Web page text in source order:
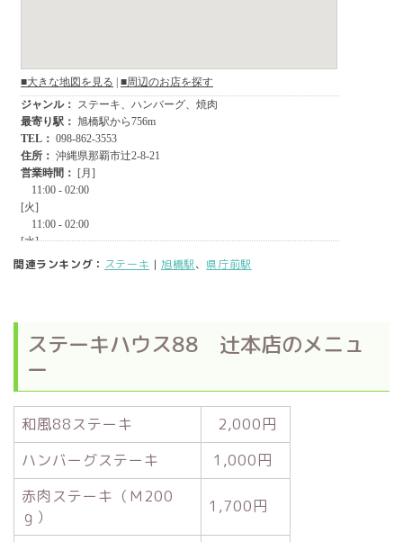
関連ランキング： ステーキ |旭橋駅、 県庁前駅
ステーキハウス88 辻本店のメニュ
ー
和風88ステーキ
2,000円
ハンバーグステーキ
1,000円
赤肉ステーキ（Ｍ200
ｇ）
1,700円